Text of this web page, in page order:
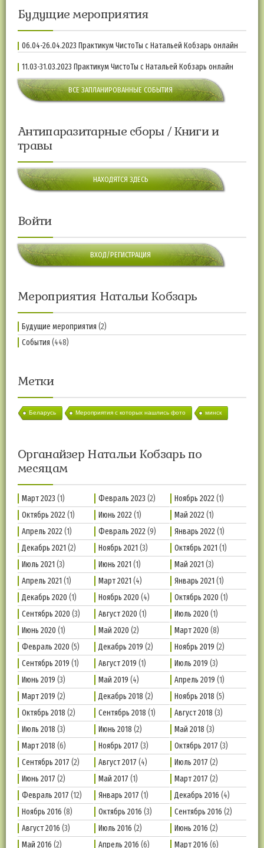
Будущие мероприятия
06.04-26.04.2023 Практикум ЧистоТы с Натальей Кобзарь онлайн
11.03-31.03.2023 Практикум ЧистоТы с Натальей Кобзарь онлайн
ВСЕ ЗАПЛАНИРОВАННЫЕ СОБЫТИЯ
Антипаразитарные сборы / Книги и
травы
НАХОДЯТСЯ ЗДЕСЬ
Войти
ВХОД/РЕГИСТРАЦИЯ
Мероприятия Натальи Кобзарь
Будущие мероприятия (2)
События (448)
Метки
Беларусь Мероприятия с которых нашлись фото минск
Органайзер Натальи Кобзарь по
месяцам
Март 2023 (1) Февраль 2023 (2) Ноябрь 2022(1)
Октябрь 2022(1) Июнь 2022(1) Май 2022(1)
Апрель 2022(1) Февраль 2022(9) Январь 2022(1)
Декабрь 2021 (2) Ноябрь 2021 (3) Октябрь 2021 (1)
Июль 2021 (3) Июнь 2021 (1) Май 2021 (3)
Апрель 2021 (1) Март 2021 (4) Январь 2021 (1)
Декабрь 2020 (1) Ноябрь 2020 (4) Октябрь 2020 (1)
Сентябрь 2020 (3) Август 2020 (1) Июль 2020 (1)
Июнь 2020 (1) Май 2020 (2) Март 2020 (8)
Февраль 2020 (5) Декабрь 2019 (2) Ноябрь 2019 (2)
Сентябрь 2019 (1) Август 2019 (1) Июль 2019 (3)
Июнь 2019 (3) Май 2019 (4) Апрель 2019 (1)
Март 2019 (2) Декабрь 2018 (2) Ноябрь 2018 (5)
Октябрь 2018 (2) Сентябрь 2018 (1) Август 2018 (3)
Июль 2018 (3) Июнь 2018 (2) Май 2018 (3)
Март 2018 (6) Ноябрь 2017 (3) Октябрь 2017 (3)
Сентябрь 2017 (2) Август 2017 (4) Июль 2017 (2)
Июнь 2017 (2) Май 2017 (1) Март 2017 (2)
Февраль 2017 (12) Январь 2017 (1) Декабрь 2016 (4)
Ноябрь 2016 (8) Октябрь 2016 (3) Сентябрь 2016 (2)
Август 2016 (3) Июль 2016 (2) Июнь 2016 (2)
Май 2016 (2) Апрель 2016 (6) Март 2016 (6)